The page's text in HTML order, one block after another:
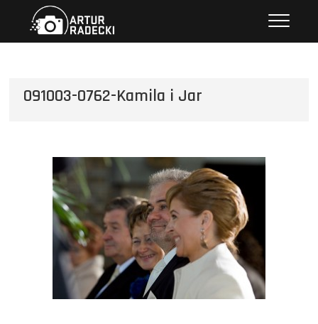
treści
Artur Radecki – fotografia
091003-0762-Kamila i Jar